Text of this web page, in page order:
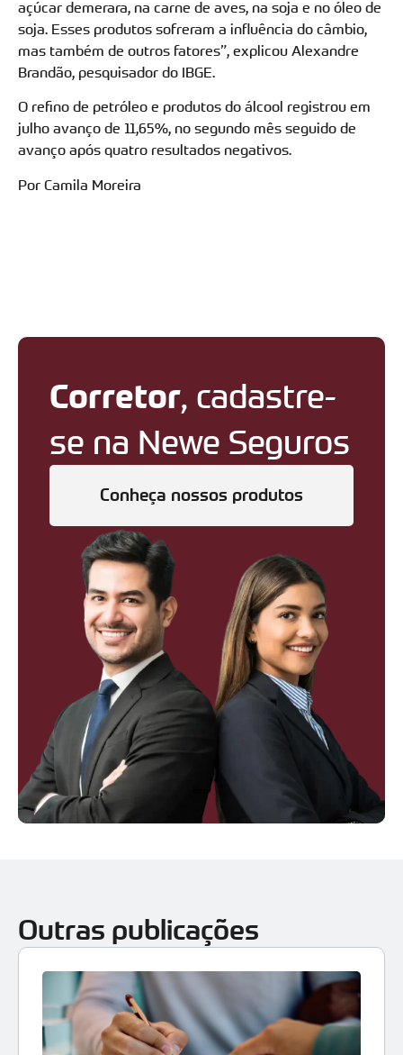
açúcar demerara, na carne de aves, na soja e no óleo de
soja. Esses produtos sofreram a influência do câmbio,
mas também de outros fatores”, explicou Alexandre
Brandão, pesquisador do IBGE.
O refino de petróleo e produtos do álcool registrou em
julho avanço de 11,65%, no segundo mês seguido de
avanço após quatro resultados negativos.
Por Camila Moreira
Corretor, cadastre-
se na Newe Seguros
Conheça nossos produtos
Outras publicações